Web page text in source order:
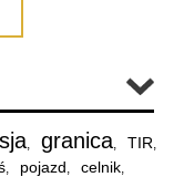
, granica, TIR,
, pojazd, celnik,